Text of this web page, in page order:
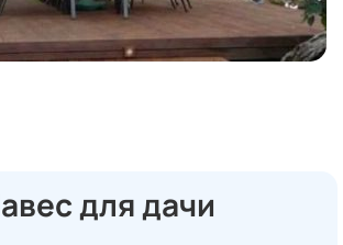
для дачи